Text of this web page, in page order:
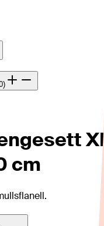
XL
cm